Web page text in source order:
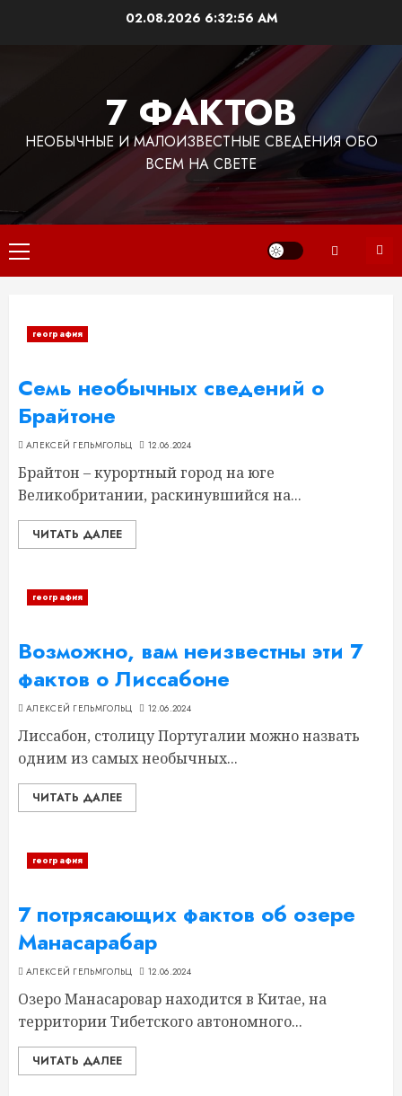
02.08.2026 6:32:56 AM
7 ФАКТОВ
НЕОБЫЧНЫЕ И МАЛОИЗВЕСТНЫЕ СВЕДЕНИЯ ОБО
ВСЕМ НА СВЕТЕ
Основное
меню
география
Семь необычных сведений о
Брайтоне
АЛЕКСЕЙ ГЕЛЬМГОЛЬЦ 12.06.2024
Брайтон – курортный город на юге
Великобритании, раскинувшийся на...
ЧИТАТЬ ДАЛЕЕ
география
Возможно, вам неизвестны эти 7
фактов о Лиссабоне
АЛЕКСЕЙ ГЕЛЬМГОЛЬЦ 12.06.2024
Лиссабон, столицу Португалии можно назвать
одним из самых необычных...
ЧИТАТЬ ДАЛЕЕ
география
7 потрясающих фактов об озере
Манасарабар
АЛЕКСЕЙ ГЕЛЬМГОЛЬЦ 12.06.2024
Озеро Манасаровар находится в Китае, на
территории Тибетского автономного...
ЧИТАТЬ ДАЛЕЕ